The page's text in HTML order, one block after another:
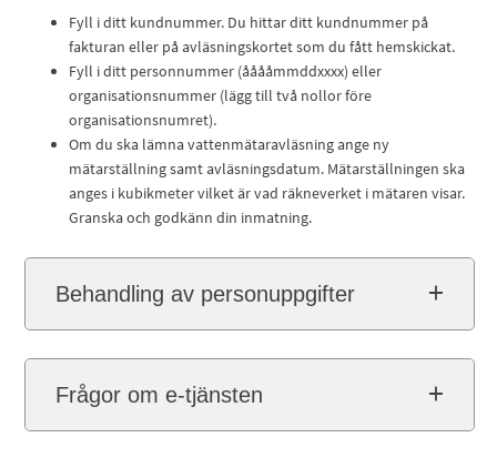
Fyll i ditt kundnummer. Du hittar ditt kundnummer på
fakturan eller på avläsningskortet som du fått hemskickat.
Fyll i ditt personnummer (ååååmmddxxxx) eller
organisationsnummer (lägg till två nollor före
organisationsnumret).
Om du ska lämna vattenmätaravläsning ange ny
mätarställning samt avläsningsdatum. Mätarställningen ska
anges i kubikmeter vilket är vad räkneverket i mätaren visar.
Granska och godkänn din inmatning.
Behandling av personuppgifter
Frågor om e-tjänsten